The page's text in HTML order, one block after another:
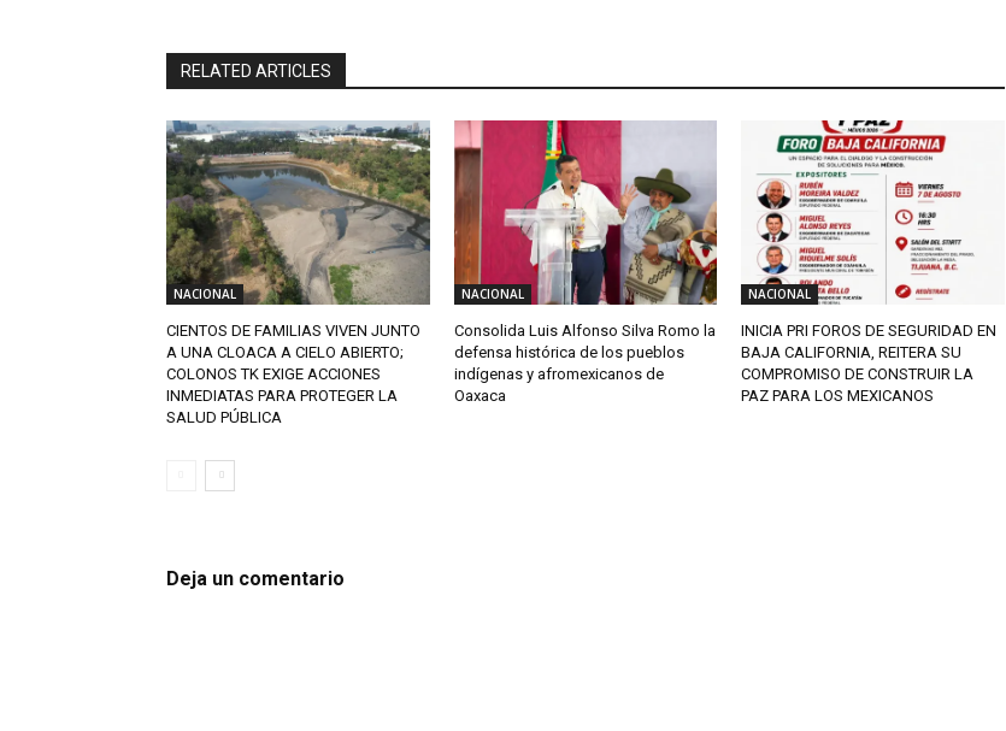
RELATED ARTICLES
NACIONAL
CIENTOS DE FAMILIAS VIVEN JUNTO
A UNA CLOACA A CIELO ABIERTO;
COLONOS TK EXIGE ACCIONES
INMEDIATAS PARA PROTEGER LA
SALUD PÚBLICA
NACIONAL
Consolida Luis Alfonso Silva Romo la
defensa histórica de los pueblos
indígenas y afromexicanos de
Oaxaca
NACIONAL
INICIA PRI FOROS DE SEGURIDAD EN
BAJA CALIFORNIA, REITERA SU
COMPROMISO DE CONSTRUIR LA
PAZ PARA LOS MEXICANOS
Deja un comentario